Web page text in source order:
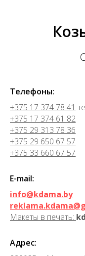
Телефоны:
+375 17 374 78 41
+375 17 374 61 82
+375 29 313 78 36
+375 29 650 67 57
+375 33 660 67 57
E-mail:
info@kdama.by
Макеты в печать:
Адрес: